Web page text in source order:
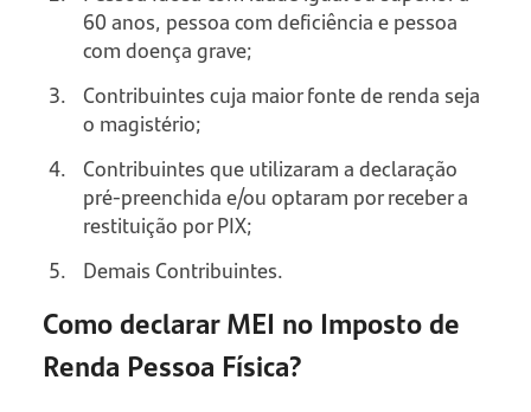
60 anos, pessoa com deficiência e pessoa
com doença grave;
Contribuintes cuja maior fonte de renda seja
o magistério;
Contribuintes que utilizaram a declaração
pré-preenchida e/ou optaram por receber a
restituição por PIX;
Demais Contribuintes.
Como declarar MEI no Imposto de
Renda Pessoa Física?